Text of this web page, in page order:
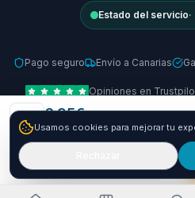
6.95€
+23.05€ y envío GRATIS 24-48h
Estado del servicio·
Pago seguro Envío a Canarias
Opiniones en
© 2026 Tienda Online Canarias.
Desarrollado por
Usamos cookies para mejorar tu